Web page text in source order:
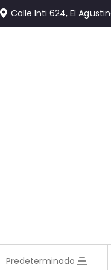
Calle Inti 624, El
Predeterminado